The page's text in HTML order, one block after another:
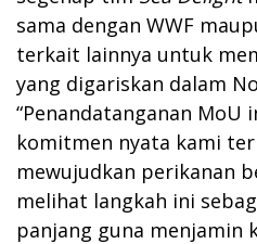
sama dengan WWF
terkait lainnya untuk
yang digariskan dalam
“Penandatanganan MoU
komitmen nyata kami
mewujudkan perikanan
melihat langkah ini
panjang guna menjamin